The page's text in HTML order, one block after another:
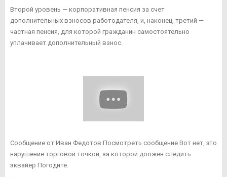
Второй уровень — корпоративная пенсия за счет
дополнительных взносов работодателя, и, наконец, третий —
частная пенсия, для которой гражданин самостоятельно
уплачивает дополнительный взнос.
Сообщение от Иван Федотов Посмотреть сообщение Вот нет, это
нарушение торговой точкой, за которой должен следить
эквайер Погодите.